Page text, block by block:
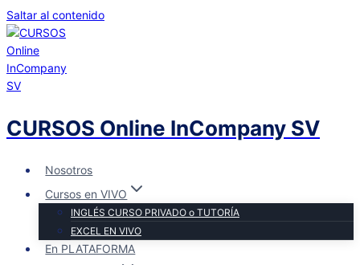
Saltar al contenido
CURSOS Online InCompany SV
Nosotros
Cursos en VIVO
INGLÉS CURSO PRIVADO o TUTORÍA
EXCEL EN VIVO
En PLATAFORMA